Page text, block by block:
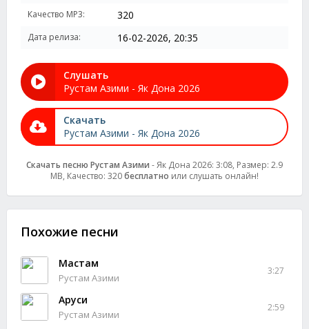
Качество MP3: 320
Дата релиза: 16-02-2026, 20:35
Слушать
Рустам Азими - Як Дона 2026
Скачать
Рустам Азими - Як Дона 2026
Скачать песню Рустам Азими - Як Дона 2026: 3:08, Размер: 2.9
MB, Качество: 320бесплатно или слушать онлайн!
Похожие песни
Мастам
Рустам Азими
3:27
Аруси
Рустам Азими
2:59